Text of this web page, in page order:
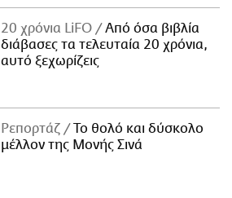
20 χρόνια LiFO
Από όσα βιβλία
διάβασες τα τελευταία 20 χρόνια,
αυτό ξεχωρίζεις
Ρεπορτάζ
Το θολό και δύσκολο
μέλλον της Μονής Σινά